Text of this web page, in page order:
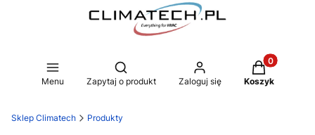
Menu
Otwórz wyszukiwarkę
Zapytaj o produkt Zaloguj się
Produkty w
Koszyk
Sklep Climatech Produkty